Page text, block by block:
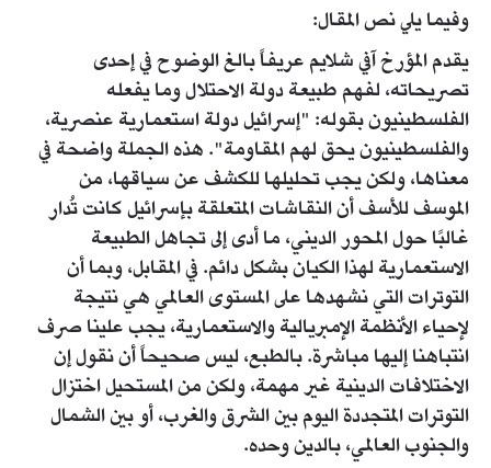
وفيما يلي نص المقال:
يقدم المؤرخ آفي شلايم عريفاً بالغ الوضوح في إحدى
تصريحاته، لفهم طبيعة دولة الاحتلال وما يفعله
الفلسطينيون بقوله: "إسرائيل دولة استعمارية عنصرية،
والفلسطينيون يحق لهم المقاومة". هذه الجملة واضحة في
معناها، ولكن يجب تحليلها للكشف عن سياقها، من
الموسف للأسف أن النقاشات المتعلقة بإسرائيل كانت تُدار
غالبًا حول المحور الديني، ما أدى إلى تجاهل الطبيعة
الاستعمارية لهذا الكيان بشكل دائم. في المقابل، وبما أن
التوترات التي نشهدها على المستوى العالمي هي نتيجة
لإحياء الأنظمة الإمبريالية والاستعمارية، يجب علينا صرف
انتباهنا إليها مباشرة. بالطبع، ليس صحيحاً أن نقول إن
الاختلافات الدينية غير مهمة، ولكن من المستحيل اختزال
التوترات المتجددة اليوم بين الشرق والغرب، أو بين الشمال
والجنوب العالمي، بالدين وحده.